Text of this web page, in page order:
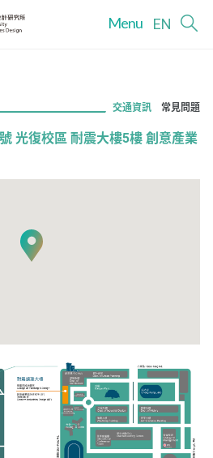
Menu EN
交通資訊 常見問題
光復校區 耐震大樓5樓 創意產業